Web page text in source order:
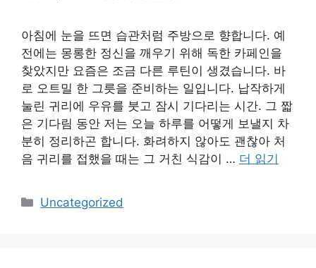
아침에 눈을 뜨면 습관처럼 주방으로 향합니다. 예
전에는 몽롱한 정신을 깨우기 위해 독한 카페인을
찾았지만 요즘은 조금 다른 루틴이 생겼습니다. 바
로 오트밀 한 그릇을 준비하는 일입니다. 납작하게
눌린 귀리에 우유를 붓고 잠시 기다리는 시간. 그 짧
은 기다림 동안 저는 오늘 하루를 어떻게 보낼지 차
분히 정리하곤 합니다. 화려하지 않아도 괜찮아 처
음 귀리를 접했을 때는 그 거친 식감이 … 더 읽기
카
Uncategorized